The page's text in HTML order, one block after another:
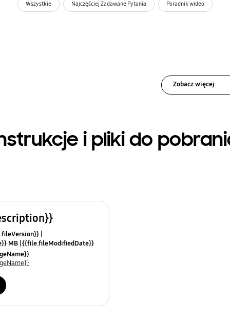
Wszystkie Najczęściej Zadawane Pytania Poradnik wideo
Zobacz więcej
i pliki do
MB {{file.fileModifiedDate}}